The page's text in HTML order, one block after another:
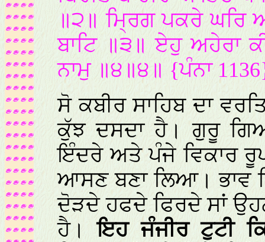
॥੨॥ ਮ੍ਰਿਗ ਪਕਰੇ ਘਰਿ
ਬਾਟਿ ॥੩॥ ਏਹੁ ਅਹੇਰਾ
ਨਾਮੁ ॥੪॥੪॥ {ਪੰਨਾ
ਸੋ ਕਬੀਰ ਸਾਹਿਬ ਦਾ
ਕੁੱਝ ਦਸਦਾ ਹੈ। ਗੁਰੂ
ਇੰਦਰੇ ਅਤੇ ਪੰਜੇ ਵਿਕਾਰ
ਆਸਣ ਬਣਾ ਲਿਆ। ਭਾਵ
ਦੋੜਦੇ ਹਫਦੇ ਫਿਰਦੇ ਸਾਂ
ਹੈ।ਇਹ ਜੰਜੀਰ ਟੁਟੀ